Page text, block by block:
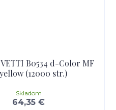
B0534 d-Color MF
(12000 str.)
64,35 €
Skladom